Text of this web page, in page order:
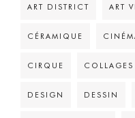
ART DISTRICT ART
CÉRAMIQUE
CIRQUE COLLAGES
DESIGN DESSIN